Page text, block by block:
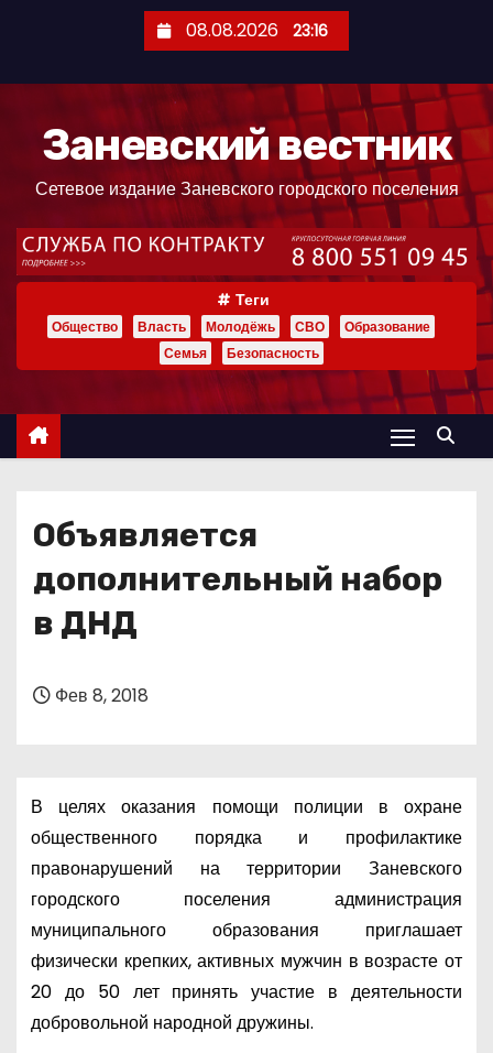
ж
08.08.2026 23:16
Заневский вестник
Сетевое издание Заневского городского поселения
Теги
Общество Власть Молодёжь СВО
Образование
Семья
Безопасность
Объявляется
дополнительный набор
в ДНД
Фев 8, 2018
В целях оказания помощи полиции в охране
общественного порядка и профилактике
правонарушений на территории Заневского
городского поселения администрация
муниципального образования приглашает
физически крепких, активных мужчин в возрасте от
20 до 50 лет принять участие в деятельности
добровольной народной дружины.